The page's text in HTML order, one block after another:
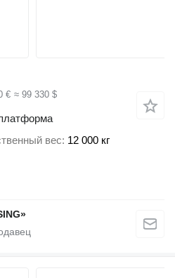
€ ≈ 99 330 $
вес 12 000 кг